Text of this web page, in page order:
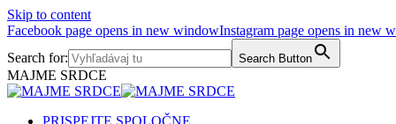
Skip to content
Facebook page opens in new windowInstagram page opens in new
Search for:
Search Button
MAJME SRDCE
PRISPEJTE SPOLOČNE